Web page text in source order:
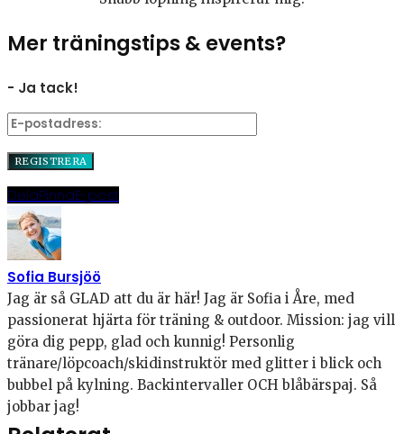
Mer träningstips & events?
- Ja tack!
DelaPinnaE-post
Sofia Bursjöö
Jag är så GLAD att du är här! Jag är Sofia i Åre, med
passionerat hjärta för träning & outdoor. Mission: jag vill
göra dig pepp, glad och kunnig! Personlig
tränare/löpcoach/skidinstruktör med glitter i blick och
bubbel på kylning. Backintervaller OCH blåbärspaj. Så
jobbar jag!